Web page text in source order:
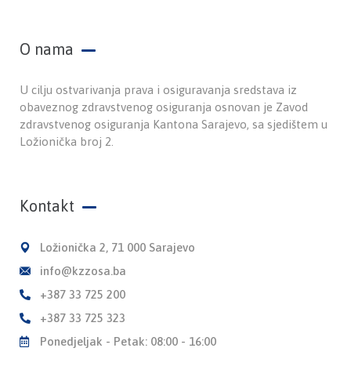
O nama
U cilju ostvarivanja prava i osiguravanja sredstava iz
obaveznog zdravstvenog osiguranja osnovan je Zavod
zdravstvenog osiguranja Kantona Sarajevo, sa sjedištem u
Ložionička broj 2.
Kontakt
Ložionička 2, 71 000 Sarajevo
info@kzzosa.ba
+387 33 725 200
+387 33 725 323
Ponedjeljak - Petak: 08:00 - 16:00